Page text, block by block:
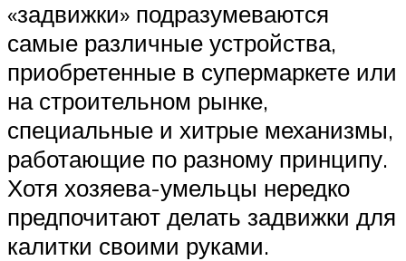
«задвижки» подразумеваются
самые различные устройства,
приобретенные в супермаркете или
на строительном рынке,
специальные и хитрые механизмы,
работающие по разному принципу.
Хотя хозяева-умельцы нередко
предпочитают делать задвижки для
калитки своими руками.